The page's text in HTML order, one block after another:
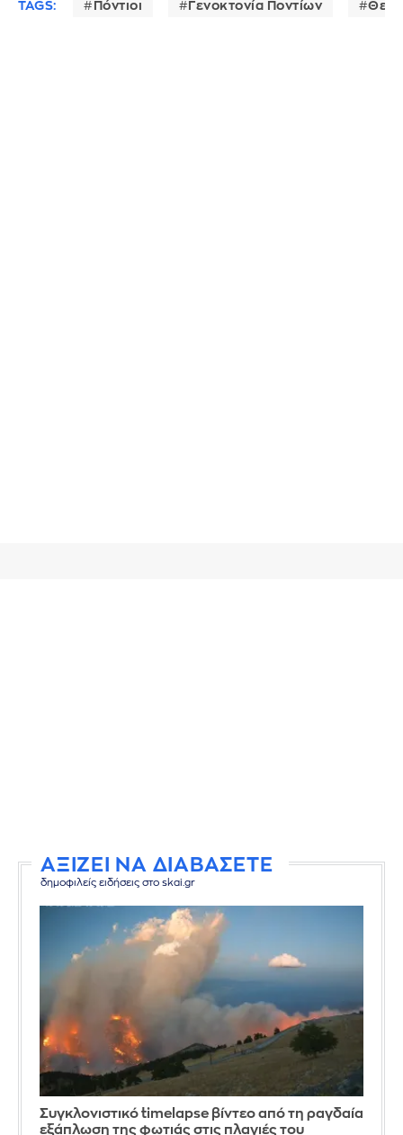
TAGS: Πόντιοι Γενοκτονία Ποντίων
ΑΞΙΖΕΙ ΝΑ ΔΙΑΒΑΣΕΤΕ
δημοφιλείς ειδήσεις στο skai.gr
Συγκλονιστικό timelapse βίντεο από τη ραγδαία
εξάπλωση της φωτιάς στις πλαγιές του